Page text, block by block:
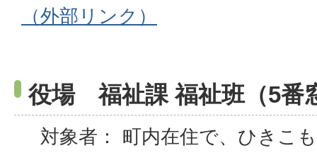
（外部リンク）
役場 福祉課 福祉班（5番
対象者： 町内在住で、ひきこ